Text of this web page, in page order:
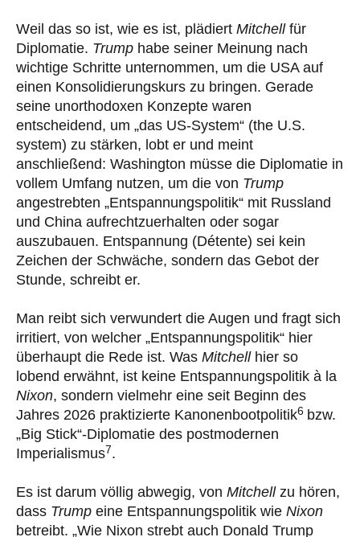
Weil das so ist, wie es ist, plädiert Mitchellfür
Diplomatie. Trump habe seiner Meinung nach
wichtige Schritte unternommen, um die USA auf
einen Konsolidierungskurs zu bringen. Gerade
seine unorthodoxen Konzepte waren
entscheidend, um „das US-System“ (the U.S.
system) zu stärken, lobt er und meint
anschließend: Washington müsse die Diplomatie in
vollem Umfang nutzen, um die von Trump
angestrebten „Entspannungspolitik“ mit Russland
und China aufrechtzuerhalten oder sogar
auszubauen. Entspannung (Détente) sei kein
Zeichen der Schwäche, sondern das Gebot der
Stunde, schreibt er.
Man reibt sich verwundert die Augen und fragt sich
irritiert, von welcher „Entspannungspolitik“ hier
überhaupt die Rede ist. Was Mitchellhier so
lobend erwähnt, ist keine Entspannungspolitik à la
Nixon, sondern vielmehr eine seit Beginn des
Jahres 2026 praktizierte Kanonenbootpolitik6 bzw.
„Big Stick“-Diplomatie des postmodernen
Imperialismus7.
Es ist darum völlig abwegig, von Mitchell zu hören,
dass Trump eine Entspannungspolitik wie Nixon
betreibt. „Wie Nixon strebt auch Donald Trump